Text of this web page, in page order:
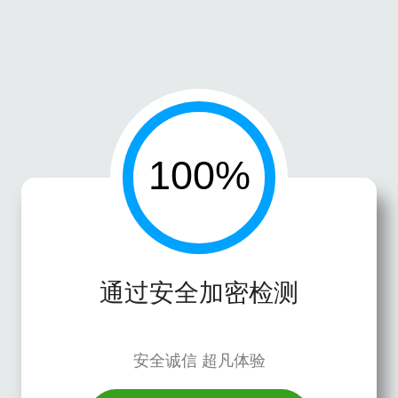
通过安全加密检测
安全诚信 超凡体验